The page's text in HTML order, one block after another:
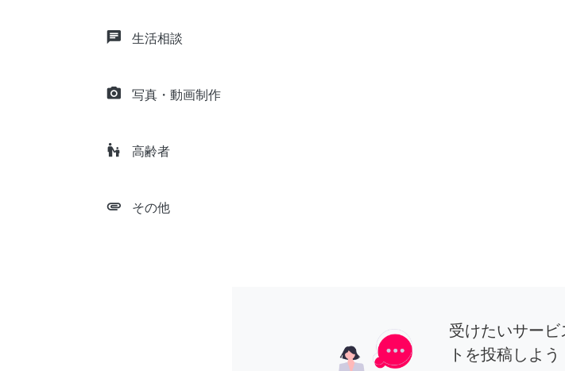
chat 生活相談
camera_alt 写真・動画制作
escalator_warning 高齢者
attachment その他
受けたいサー
トを投稿しよう